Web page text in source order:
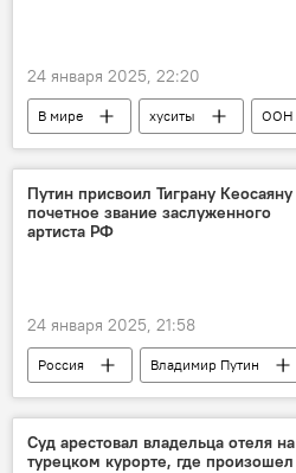
24 января 2025, 22:20
В мире хуситы
ООН
генсек
Йемен
Путин присвоил Тиграну Кеосаяну
почетное звание заслуженного
артиста РФ
24 января 2025, 21:58
Россия Владимир Путин
Тигран Кеосаян
звание
Суд арестовал владельца отеля на
турецком курорте, где произошел